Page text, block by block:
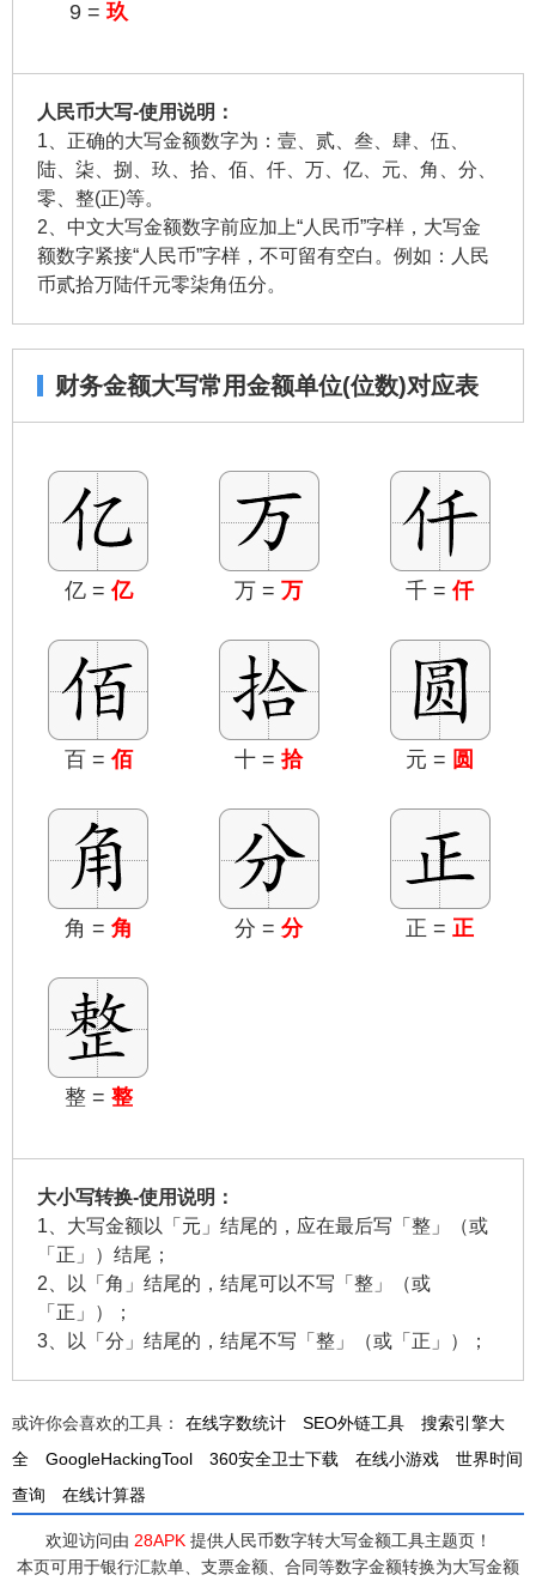
9 = 玖
人民币大写-使用说明：
1、正确的大写金额数字为：壹、贰、叁、肆、伍、
陆、柒、捌、玖、拾、佰、仟、万、亿、元、角、分、
零、整(正)等。
2、中文大写金额数字前应加上“人民币”字样，大写金
额数字紧接“人民币”字样，不可留有空白。例如：人民
币贰拾万陆仟元零柒角伍分。
财务金额大写常用金额单位(位数)对应表
亿 =亿 万 =万 千 =仟
百 =佰 十 =拾 元 = 圆
角 = 角 分 =分 正 =正
整 = 整
大小写转换-使用说明：
1、大写金额以「元」结尾的，应在最后写「整」（或
「正」）结尾；
2、以「角」结尾的，结尾可以不写「整」（或
「正」）；
3、以「分」结尾的，结尾不写「整」（或「正」）；
或许你会喜欢的工具： 在线字数统计 SEO外链工具
搜索引擎大
全
GoogleHackingTool 360安全卫士下载 在线小游戏
世界时间
查询
在线计算器
欢迎访问由 28APK提供人民币数字转大写金额工具主题页！
本页可用于银行汇款单、支票金额、合同等数字金额转换为大写金额